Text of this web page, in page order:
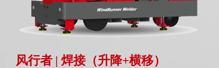
风行者 | 焊接（升降+横移）